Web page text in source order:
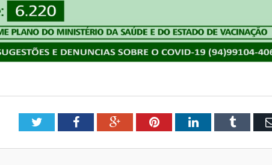
TwitterFacebookGoogle+PinterestLinkedInTumblr